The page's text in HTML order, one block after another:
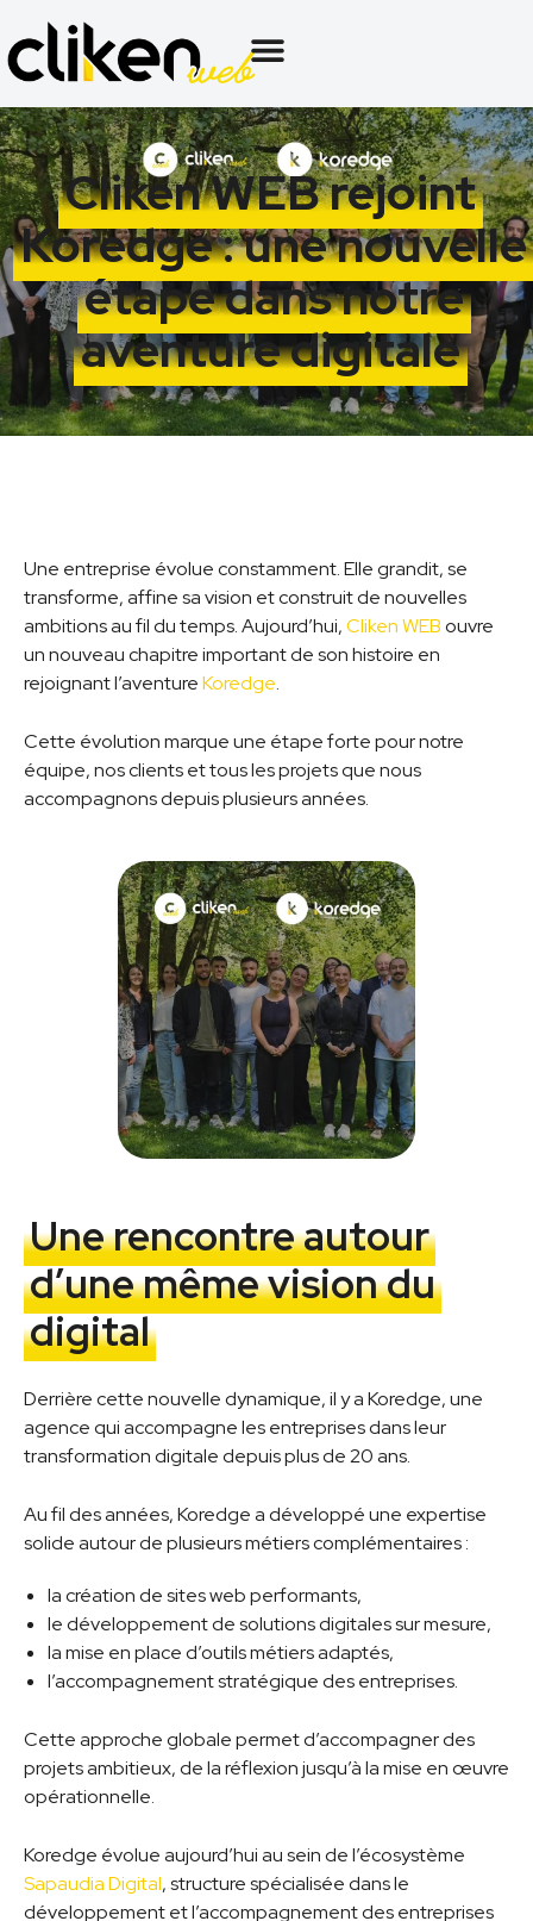
Cliken WEB rejoint
Koredge : une nouvelle
étape dans notre
aventure digitale
Une entreprise évolue constamment. Elle grandit, se
transforme, affine sa vision et construit de nouvelles
ambitions au fil du temps. Aujourd’hui,Cliken WEBouvre
un nouveau chapitre important de son histoire en
rejoignant l’aventureKoredge.
Cette évolution marque une étape forte pour notre
équipe, nos clients et tous les projets que nous
accompagnons depuis plusieurs années.
Une rencontre autour
d’une même vision du
digital
Derrière cette nouvelle dynamique, il y a Koredge, une
agence qui accompagne les entreprises dans leur
transformation digitale depuis plus de 20 ans.
Au fil des années, Koredge a développé une expertise
solide autour de plusieurs métiers complémentaires :
la création de sites web performants,
le développement de solutions digitales sur mesure,
la mise en place d’outils métiers adaptés,
l’accompagnement stratégique des entreprises.
Cette approche globale permet d’accompagner des
projets ambitieux, de la réflexion jusqu’à la mise en œuvre
opérationnelle.
Koredge évolue aujourd’hui au sein de l’écosystème
Sapaudia Digital, structure spécialisée dans le
développement et l’accompagnement des entreprises